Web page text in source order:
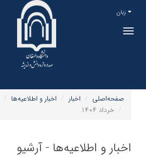
Toggle
زبان
صفحه‌اصلی اخبار اخبار و اطلاعیه‌ها
خرداد ۱۴۰۴
اخبار و اطلاعیه‌ها - آرشیو